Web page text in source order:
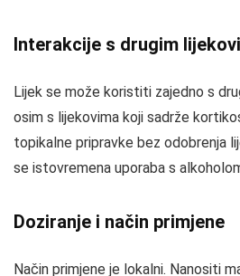
Interakcije s drugim
Lijek se može koristiti zajedno s
osim s lijekovima koji sadrže
topikalne pripravke bez odobrenja
se istovremena uporaba s
Doziranje i način primjene
Način primjene je lokalni. Nanositi